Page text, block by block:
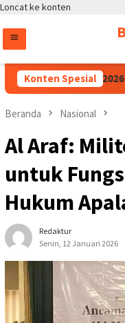
Loncat ke konten
Konten Spesial
Kapolri Cup 2026
Beranda Nasional
Al Araf:
untuk
Hukum
Redaktur
Senin, 12 Januari 2026